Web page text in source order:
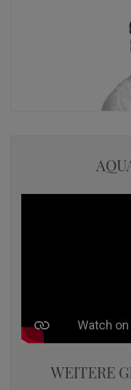
WEITERE